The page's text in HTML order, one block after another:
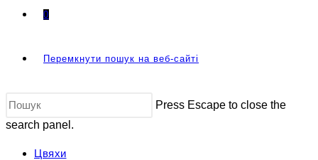
0
Перемкнути пошук на веб-сайті
Press Escape to close the
search panel.
Цвяхи